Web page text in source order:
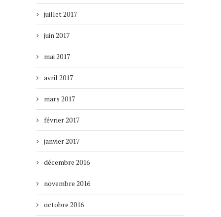
juillet 2017
juin 2017
mai 2017
avril 2017
mars 2017
février 2017
janvier 2017
décembre 2016
novembre 2016
octobre 2016